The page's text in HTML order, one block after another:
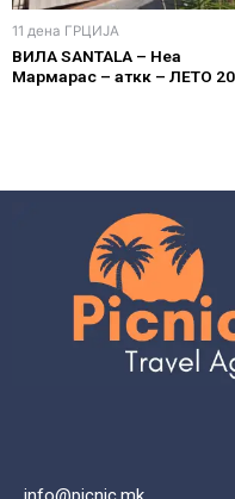
11 дена ГРЦИЈА
ВИЛА SANTALA – Неа
Мармарас – аткк – ЛЕТО